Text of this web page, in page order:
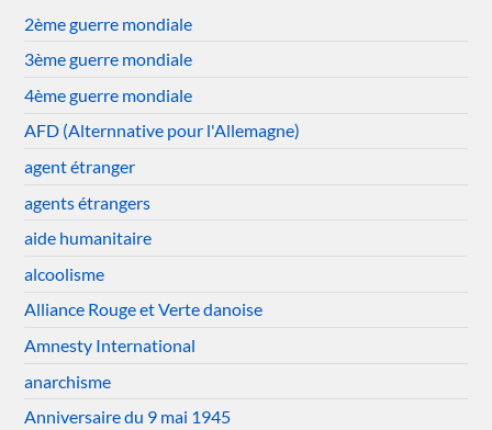
2ème guerre mondiale
3ème guerre mondiale
4ème guerre mondiale
AFD (Alternnative pour l'Allemagne)
agent étranger
agents étrangers
aide humanitaire
alcoolisme
Alliance Rouge et Verte danoise
Amnesty International
anarchisme
Anniversaire du 9 mai 1945